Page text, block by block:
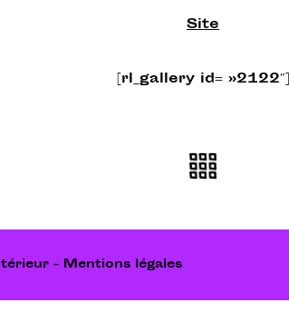
Site
[rl_gallery id= »2122″]
- Mentions légales